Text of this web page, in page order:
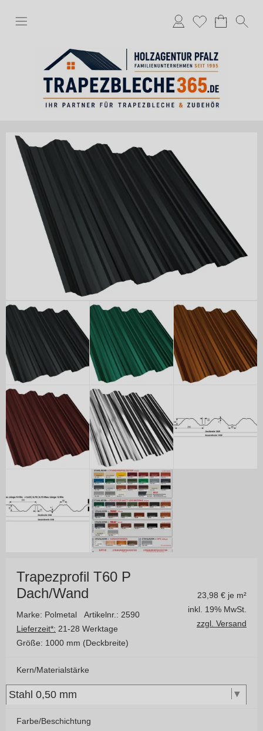
Trapezprofil T60 P
Dach/Wand
Marke: Polmetal Artikelnr.: 2590
Lieferzeit*: 21-28 Werktage
Größe: 1000 mm (Deckbreite)
23,98 € je m²
inkl. 19% MwSt.
zzgl. Versand
Kern/Materialstärke
Farbe/Beschichtung